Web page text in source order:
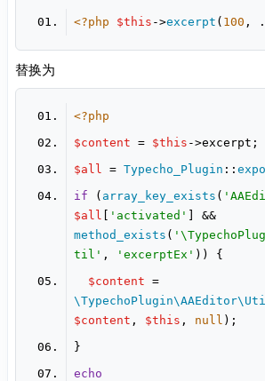
<?php $this ->excerpt ( 100 ,
替换为
<?php
$content = $this
$all
= Typecho_Plugin ::
if ( array_key_exists (
$all
'activated'
method_exists (
til' , 'excerptEx'
$content
$content , $this , null
echo